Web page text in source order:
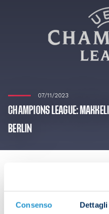
Consenso Dettagli
07/11/2023
CHAMPIONS LEAGUE:
BERLIN
The Dutch referee